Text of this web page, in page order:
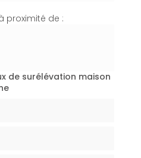
proximité de :
de surélévation maison